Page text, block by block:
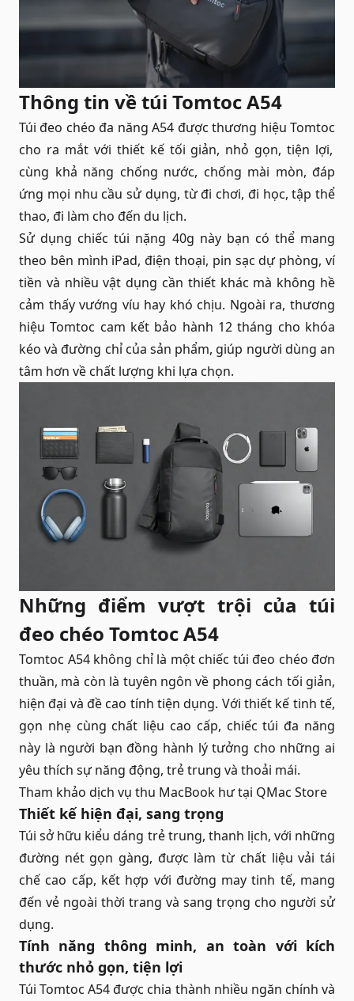
Thông tin về túi TomtocA54
Túi đeo chéo đa năng A54 được thương hiệu Tomtoc
cho ra mắt với thiết kế tối giản, nhỏ gọn, tiện lợi,
cùng khả năng chống nước, chống mài mòn, đáp
ứng mọi nhu cầu sử dụng, từ đi chơi, đi học, tập thể
thao, đi làm cho đến du lịch.
Sử dụng chiếc túi nặng 40g này bạn có thể mang
theo bên mình iPad, điện thoại, pin sạc dự phòng, ví
tiền và nhiều vật dụng cần thiết khác mà không hề
cảm thấy vướng víu hay khó chịu. Ngoài ra, thương
hiệu Tomtoc cam kết bảo hành 12 tháng cho khóa
kéo và đường chỉ của sản phẩm, giúp người dùng an
tâm hơn về chất lượng khi lựa chọn.
Những điểm vượt trội của túi
đeo chéo TomtocA54
Tomtoc A54 không chỉ là một chiếc túi đeo chéo đơn
thuần, mà còn là tuyên ngôn về phong cách tối giản,
hiện đại và đề cao tính tiện dụng. Với thiết kế tinh tế,
gọn nhẹ cùng chất liệu cao cấp, chiếc túi đa năng
này là người bạn đồng hành lý tưởng cho những ai
yêu thích sự năng động, trẻ trung và thoải mái.
Tham khảo dịch vụ thu MacBook hưtại QMac Store
Thiết kế hiện đại, sang trọng
Túi sở hữu kiểu dáng trẻ trung, thanh lịch, với những
đường nét gọn gàng, được làm từ chất liệu vải tái
chế cao cấp, kết hợp với đường may tinh tế, mang
đến vẻ ngoài thời trang và sang trọng cho người sử
dụng.
Tính năng thông minh, an toàn với kích
thước nhỏ gọn, tiện lợi
Túi Tomtoc A54 được chia thành nhiều ngăn chính và